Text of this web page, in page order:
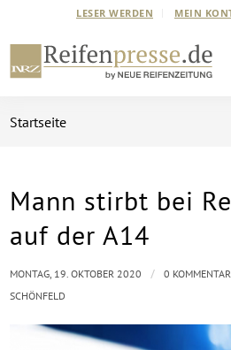
LESER WERDEN MEIN
Startseite
Mann stirbt bei
auf der A14
MONTAG, 19. OKTOBER 2020 / 0
SCHÖNFELD